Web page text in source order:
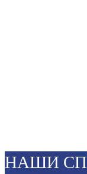
НАШИ